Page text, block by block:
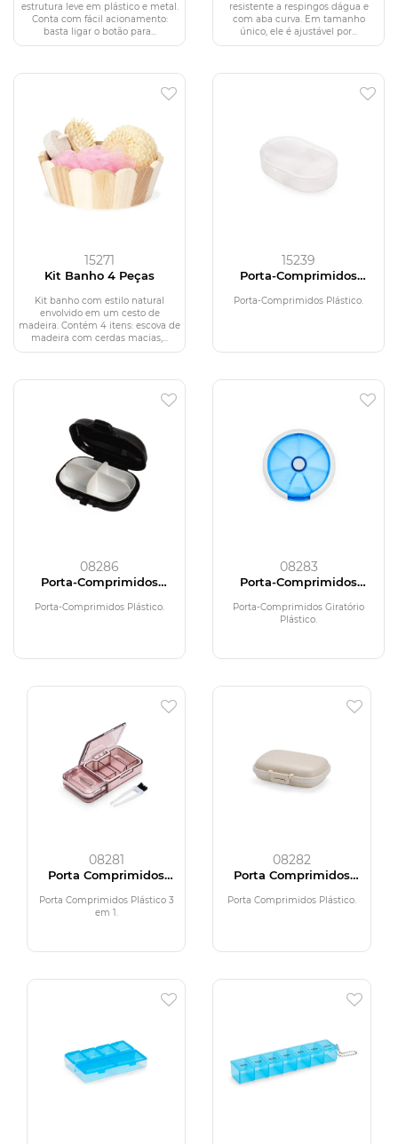
estrutura leve em plástico e metal.
Conta com fácil acionamento:
basta ligar o botão para...
resistente a respingos dágua e
com aba curva. Em tamanho
único, ele é ajustável por...
15271
Kit Banho 4 Peças
Kit banho com estilo natural
envolvido em um cesto de
madeira. Contém 4 itens: escova de
madeira com cerdas macias,...
15239
Porta-Comprimidos
Porta-Comprimidos Plástico.
08286
Porta-Comprimidos
Porta-Comprimidos Plástico.
08283
Porta-Comprimidos
Porta-Comprimidos Giratório
Plástico.
08281
Porta Comprimidos
Porta Comprimidos Plástico 3
em 1.
08282
Porta Comprimidos
Porta Comprimidos Plástico.